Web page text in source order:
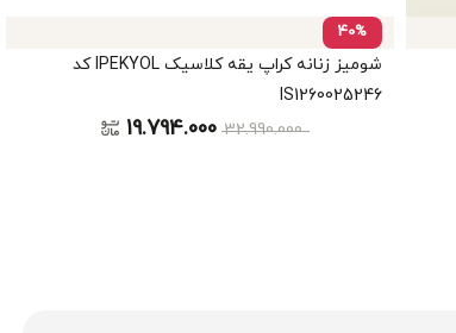
40%
شومیز زنانه کراپ یقه کلاسیک IPEKYOL کد
IS1260025246
32.990.000
19.794.000